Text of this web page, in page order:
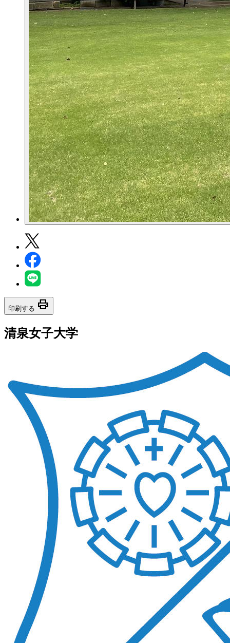
印刷する print
清泉女子大学